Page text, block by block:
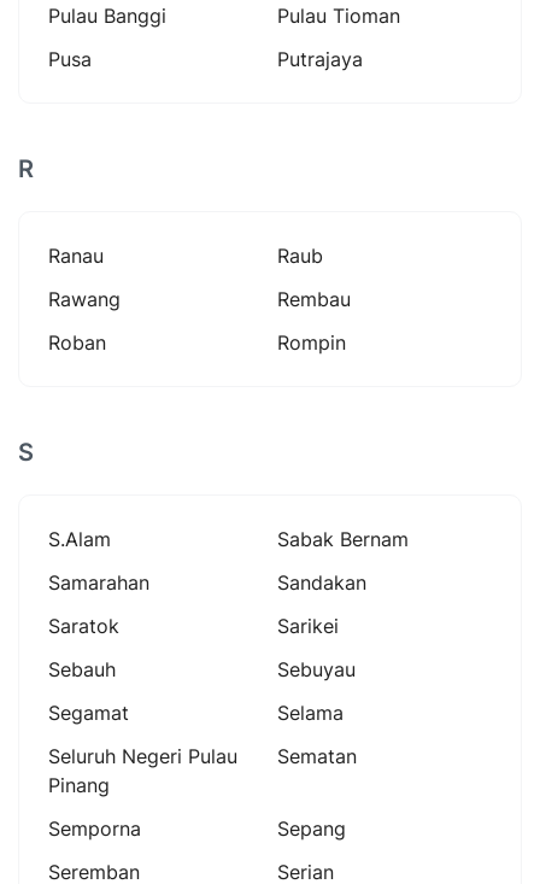
Pulau Banggi
Pulau Tioman
Pusa
Putrajaya
R
Ranau
Raub
Rawang
Rembau
Roban
Rompin
S
S.alam
Sabak Bernam
Samarahan
Sandakan
Saratok
Sarikei
Sebauh
Sebuyau
Segamat
Selama
Seluruh Negeri Pulau
Pinang
Sematan
Semporna
Sepang
Seremban
Serian